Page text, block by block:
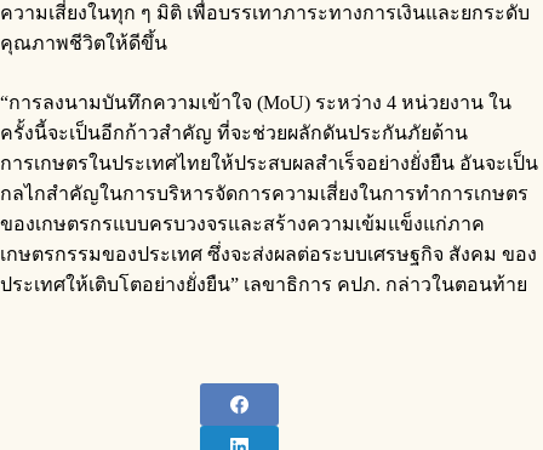
ความเสี่ยงในทุก ๆ มิติ เพื่อบรรเทาภาระทางการเงินและยกระดับ
คุณภาพชีวิตให้ดีขึ้น
“การลงนามบันทึกความเข้าใจ (MoU) ระหว่าง 4 หน่วยงาน ใน
ครั้งนี้จะเป็นอีกก้าวสำคัญ ที่จะช่วยผลักดันประกันภัยด้าน
การเกษตรในประเทศไทยให้ประสบผลสำเร็จอย่างยั่งยืน อันจะเป็น
กลไกสำคัญในการบริหารจัดการความเสี่ยงในการทำการเกษตร
ของเกษตรกรแบบครบวงจรและสร้างความเข้มแข็งแก่ภาค
เกษตรกรรมของประเทศ ซึ่งจะส่งผลต่อระบบเศรษฐกิจ สังคม ของ
ประเทศให้เติบโตอย่างยั่งยืน” เลขาธิการ คปภ. กล่าวในตอนท้าย